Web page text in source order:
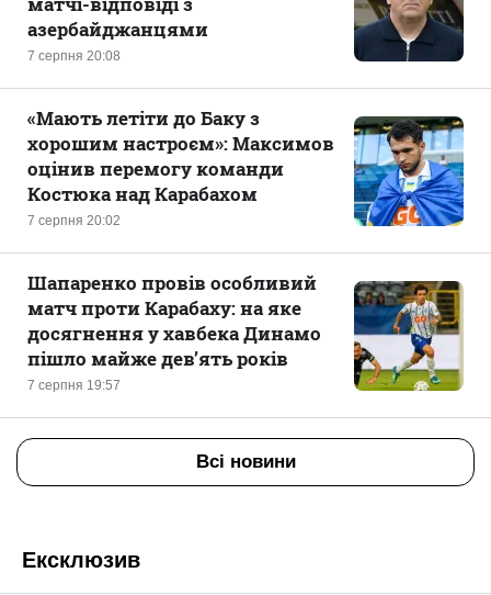
7 серпня 20:08
азербайджанцями
7 серпня 20:02
«Мають летіти до Баку з
хорошим настроєм»: Максимов
оцінив перемогу команди
Костюка над Карабахом
7 серпня 19:57
Шапаренко провів особливий
матч проти Карабаху: на яке
досягнення у хавбека Динамо
пішло майже дев’ять років
Всі новини
Ексклюзив